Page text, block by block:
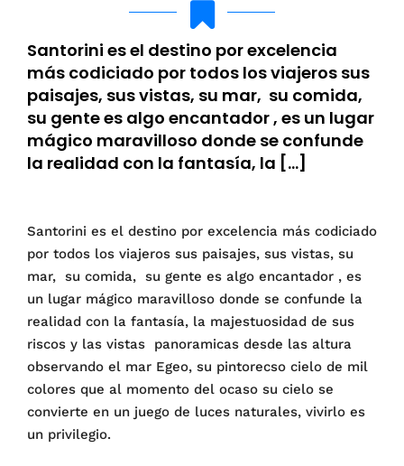
Santorini es el destino por excelencia
más codiciado por todos los viajeros sus
paisajes, sus vistas, su mar, su comida,
su gente es algo encantador , es un lugar
mágico maravilloso donde se confunde
la realidad con la fantasía, la […]
Santorini es el destino por excelencia más codiciado
por todos los viajeros sus paisajes, sus vistas, su
mar, su comida, su gente es algo encantador , es
un lugar mágico maravilloso donde se confunde la
realidad con la fantasía, la majestuosidad de sus
riscos y las vistas panoramicas desde las altura
observando el mar Egeo, su pintorecso cielo de mil
colores que al momento del ocaso su cielo se
convierte en un juego de luces naturales, vivirlo es
un privilegio.